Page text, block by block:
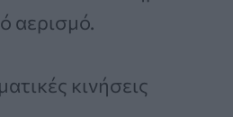
αερισμό.
κινήσεις